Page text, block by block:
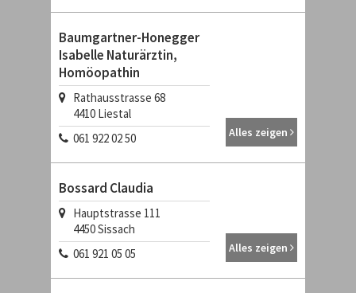
Baumgartner-Honegger
Isabelle Naturärztin,
Homöopathin
Rathausstrasse 68
4410 Liestal
061 922 02 50
Alles zeigen
Bossard Claudia
Hauptstrasse 111
4450Sissach
061 921 05 05
Alles zeigen